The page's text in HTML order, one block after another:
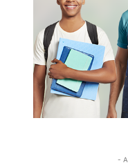
-